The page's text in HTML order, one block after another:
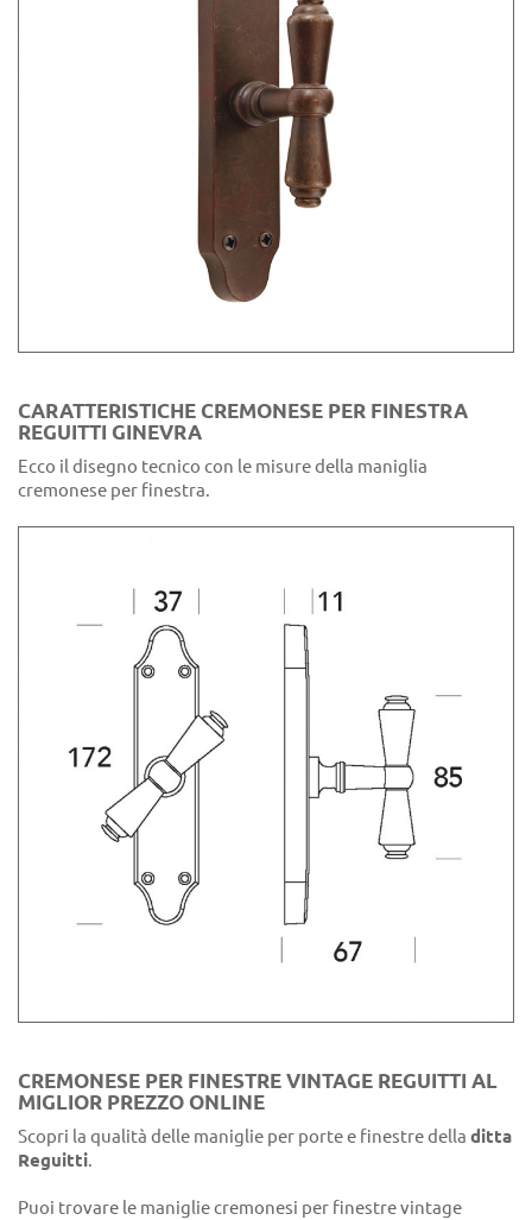
CARATTERISTICHE CREMONESE PER FINESTRA
REGUITTI GINEVRA
Ecco il disegno tecnico con le misure della maniglia
cremonese per finestra.
CREMONESE PER FINESTRE VINTAGE REGUITTI AL
MIGLIOR PREZZO ONLINE
Scopri la qualità delle maniglie per porte e finestre della ditta
Reguitti.
Puoi trovare le maniglie cremonesi per finestre vintage